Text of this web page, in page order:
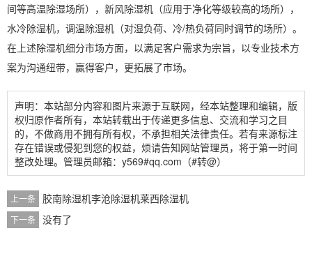
间等高温除湿场所）， 新风除湿机 （应用于净化等级较高的场所），
水冷除湿机， 调温除湿机（对湿负荷、冷/热负荷同时调节的场所）。
在上述除湿机细分市场方面，以满足客户需求为宗旨，以专业技术方
案为沟通纽带，赢得客户，更拓展了市场。
声明：本站部分内容和图片来源于互联网，经本站整理和编辑，版
权归原作者所有，本站转载出于传递更多信息、交流和学习之目
的，不做商用不拥有所有权，不承担相关法律责任。若有来源标注
存在错误或侵犯到您的权益，烦请告知网站管理员，将于第一时间
整改处理。管理员邮箱：y569#qq.com（#转@）
上一条 胶南除湿机李沧除湿机莱西除湿机
下一条 没有了